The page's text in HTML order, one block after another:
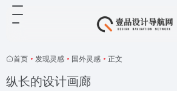
首页 • 发现灵感 • 国外灵感 • 正文
纵长的设计画廊